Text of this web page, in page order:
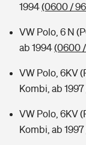
1994(0600 /
VW Polo, 6 N
ab 1994(0600
VW Polo, 6KV
Kombi, ab 1997
VW Polo, 6KV
Kombi, ab 1997